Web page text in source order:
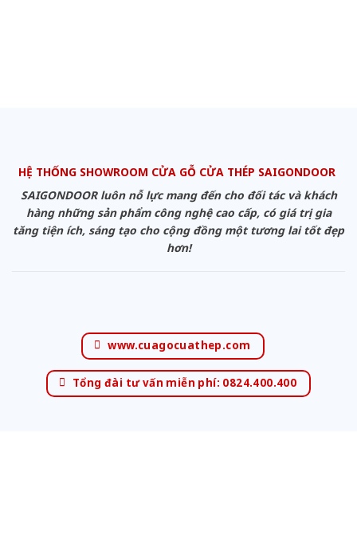
HỆ THỐNG SHOWROOM CỬA GỖ CỬA THÉP SAIGONDOOR
SAIGONDOOR luôn nỗ lực mang đến cho đối tác và khách
hàng những sản phẩm công nghệ cao cấp, có giá trị gia
tăng tiện ích, sáng tạo cho cộng đồng một tương lai tốt đẹp
hơn!
www.cuagocuathep.com
Tổng đài tư vấn miễn phí: 0824.400.400